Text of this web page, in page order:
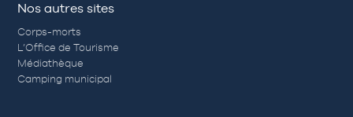
Nos autres sites
Corps-morts
L’Office de Tourisme
Médiathèque
Camping municipal